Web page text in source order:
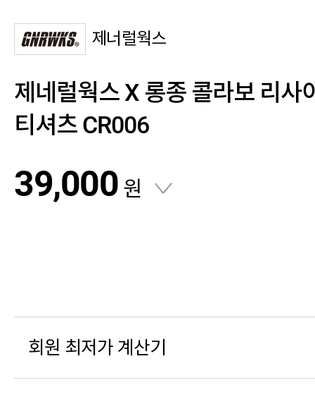
제너럴웍스
제네럴웍스 X 롱종 콜라보 리사
티셔츠 CR006
39,000 원
회원 최저가 계산기